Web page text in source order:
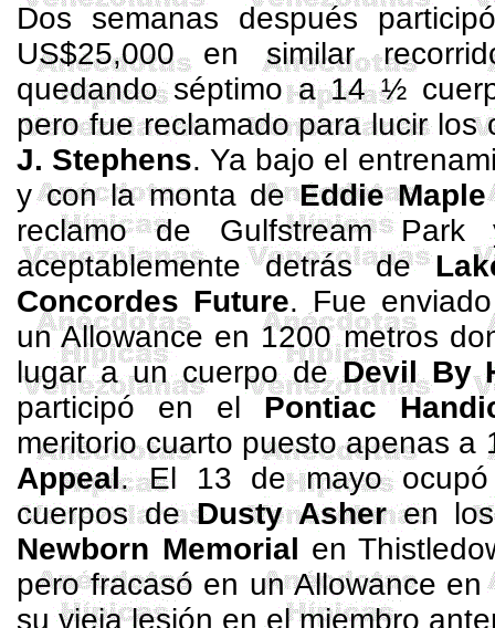
Dos semanas después
US$25,000 en similar
quedando séptimo a 14 ½
pero fue reclamado para lucir los
J. Stephens. Ya bajo el
y con la monta deEddie Maple
reclamo de GulfstreamPark y
aceptablemente detrás de
Concordes Future. Fue
unAllowance en 1200 metros
lugar a un cuerpo deDevilBy
participó en el Pontiac
meritorio cuarto puesto apenas
Appeal. El 13 de mayo
cuerpos deDusty Asheren
Newborn Memorial en
pero fracasó en unAllowance en
su vieja lesión en el miembro